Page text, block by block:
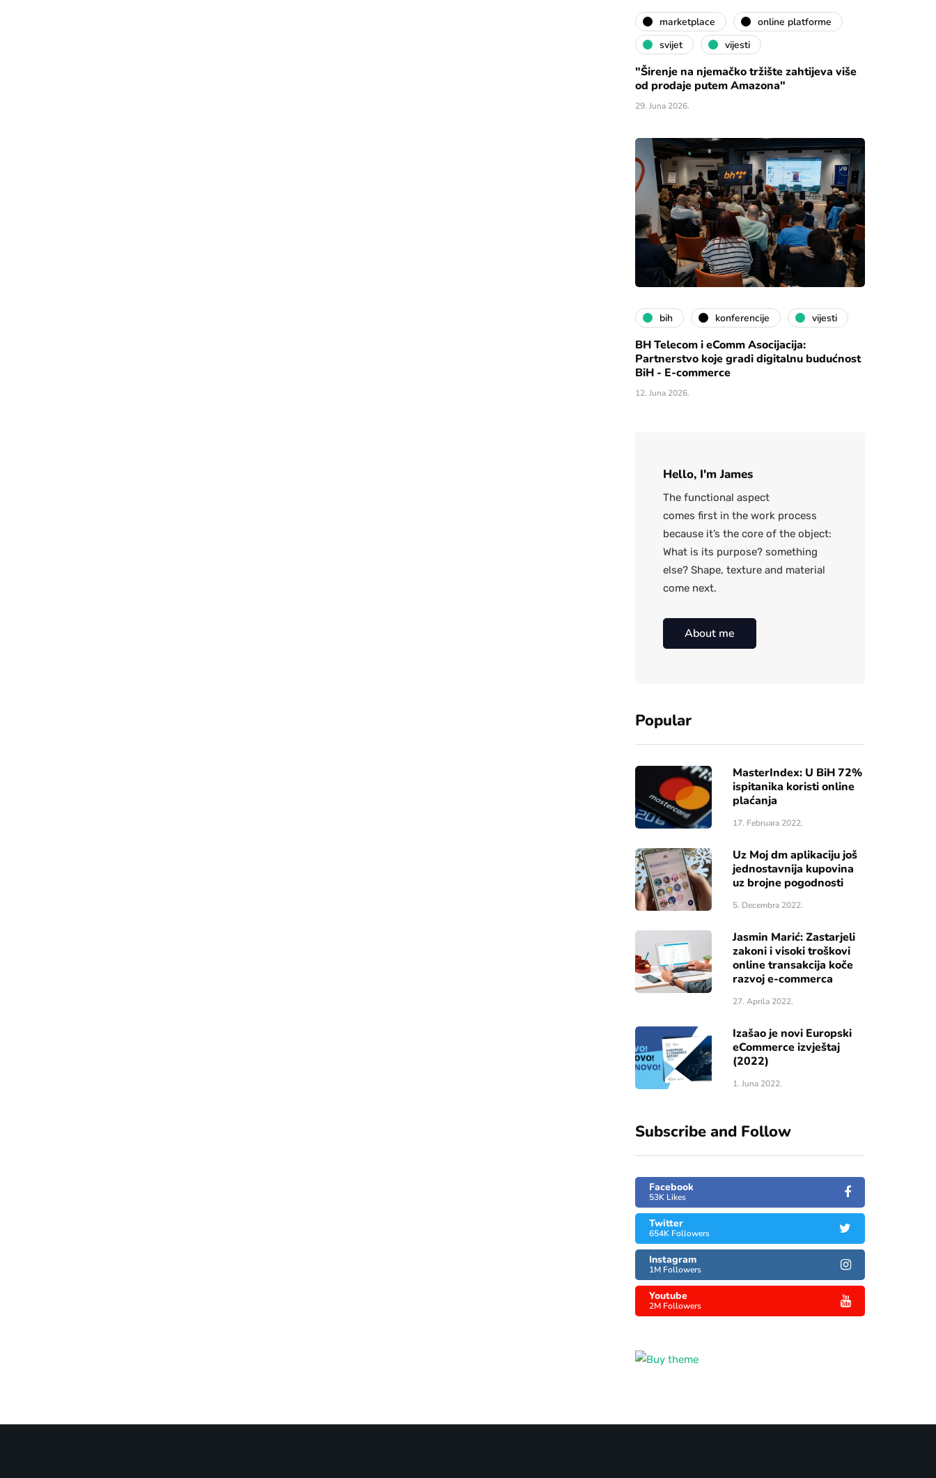
marketplace
online platforme
svijet
vijesti
"Širenje na njemačko tržište zahtijeva više
od prodaje putem Amazona"
29. Juna 2026.
bih konferencije vijesti
BH Telecom i eComm Asocijacija:
Partnerstvo koje gradi digitalnu budućnost
BiH - E-commerce
12. Juna 2026.
Hello, I'm James
The functional aspect
comes first in the work process
because it’s the core of the object:
What is its purpose? something
else? Shape, texture and material
come next.
About me
Popular
MasterIndex: U BiH 72%
ispitanika koristi online
plaćanja
17. Februara 2022.
Uz Moj dm aplikaciju još
jednostavnija kupovina
uz brojne pogodnosti
5. Decembra 2022.
Jasmin Marić: Zastarjeli
zakoni i visoki troškovi
online transakcija koče
razvoj e-commerca
27. Aprila 2022.
Izašao je novi Europski
eCommerce izvještaj
(2022)
1. Juna 2022.
Subscribe and Follow
Facebook
53K Likes
Twitter
654K Followers
Instagram
1M Followers
Youtube
2M Followers